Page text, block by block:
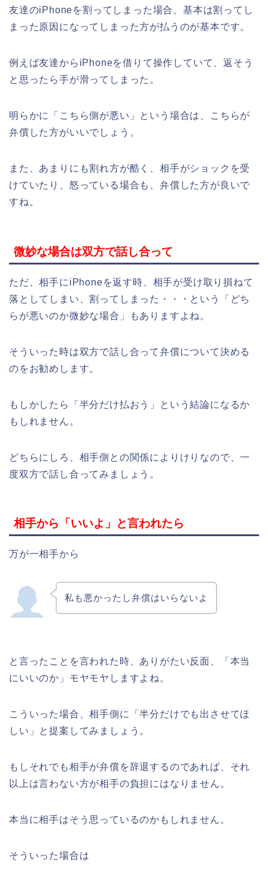
友達のiPhoneを割ってしまった場合、基本は割ってし
まった原因になってしまった方が払うのが基本です。
例えば友達からiPhoneを借りて操作していて、返そう
と思ったら手が滑ってしまった。
明らかに「こちら側が悪い」という場合は、こちらが
弁償した方がいいでしょう。
また、あまりにも割れ方が酷く、相手がショックを受
けていたり、怒っている場合も、弁償した方が良いで
すね。
微妙な場合は双方で話し合って
ただ、相手にiPhoneを返す時、相手が受け取り損ねて
落としてしまい、割ってしまった・・・という「どち
らが悪いのか微妙な場合」もありますよね。
そういった時は双方で話し合って弁償について決める
のをお勧めします。
もしかしたら「半分だけ払おう」という結論になるか
もしれません。
どちらにしろ、相手側との関係によりけりなので、一
度双方で話し合ってみましょう。
相手から「いいよ」と言われたら
万が一相手から
私も悪かったし弁償はいらないよ
と言ったことを言われた時、ありがたい反面、「本当
にいいのか」モヤモヤしますよね。
こういった場合、相手側に「半分だけでも出させてほ
しい」と提案してみましょう。
もしそれでも相手が弁償を辞退するのであれば、それ
以上は言わない方が相手の負担にはなりません。
本当に相手はそう思っているのかもしれません。
そういった場合は